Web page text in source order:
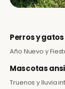
Perros y
Año Nuevo y
Mascotas
Truenos y lluvia